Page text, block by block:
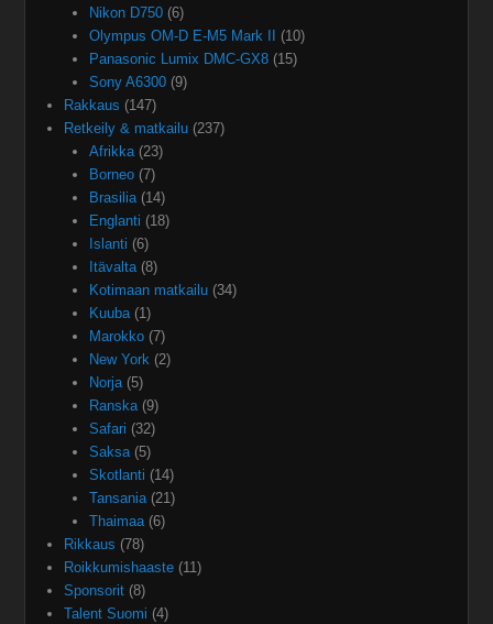
Nikon D750(6)
Olympus OM-D E-M5 Mark II
(10)
Panasonic Lumix DMC-GX8(15)
Sony A6300(9)
Rakkaus (147)
Retkeily & matkailu (237)
Afrikka(23)
Borneo(7)
Brasilia(14)
Englanti (18)
Islanti (6)
Itävalta(8)
Kotimaan matkailu(34)
Kuuba(1)
Marokko(7)
New York(2)
Norja(5)
Ranska(9)
Safari (32)
Saksa(5)
Skotlanti (14)
Tansania(21)
Thaimaa(6)
Rikkaus (78)
Roikkumishaaste (11)
Sponsorit (8)
Talent Suomi (4)